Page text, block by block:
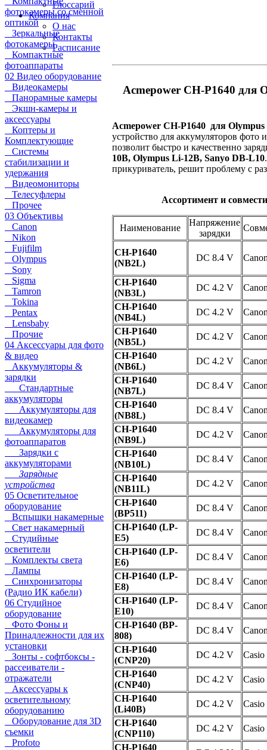
Глоссарий
Компания
О нас
Контакты
Расписание
фотокамеры со сменной
оптикой
Зеркальные
фотокамеры
Компактные
фотоаппараты
02 Видео оборудование
Видеокамеры
Панорамные камеры
Экшн-камеры и
аксессуары
Коптеры и
Комплектующие
Системы
стабилизации и
удержания
Видеомониторы
Телесуфлеры
Прочее
03 Объективы
Canon
Nikon
Fujifilm
Olympus
Sony
Sigma
Tamron
Tokina
Pentax
Lensbaby
Прочие
04 Аксессуары для фото
& видео
Аккумуляторы &
зарядки
Стандартные
аккумуляторы
Аккумуляторы для
видеокамер
Аккумуляторы для
фотоаппаратов
Зарядки с
аккумуляторами
Зарядные
устройства
05 Осветительное
оборудование
Вспышки накамерные
Свет накамерный
Студийные
осветители
Комплекты света
Лампы
Синхронизаторы
(Радио ИК кабели)
06 Студийное
оборудование
Фото Фоны и
Принадлежности для их
установки
Зонты - софтбоксы -
рассеиватели -
отражатели
Аксессуары к
осветительному
оборудованию
Оборудование для 3D
съемки
Profoto
Acmepower CH-P1640 для
Acmepower CH-P1640 для
устройство для аккумуляторов фото
позволит быстро и качественно
10B, Olympus Li-12B, Sanyo DB-L10
прикуриватель, решит проблему с
Ассортимент и
Наименование
Напряжение
зарядки
CH-P1640
(NB2L)
DC 8.4 V
CH-P1640
(NB3L)
DC 4.2 V
CH-P1640
(NB4L)
DC 4.2 V
CH-P1640
(NB5L)
DC 4.2 V
CH-P1640
(NB6L)
DC 4.2 V
CH-P1640
(NB7L)
DC 8.4 V
CH-P1640
(NB8L)
DC 8.4 V
CH-P1640
(NB9L)
DC 4.2 V
CH-P1640
(NB10L)
DC 8.4 V
CH-P1640
(NB11L)
DC 4.2 V
CH-P1640
(BP511)
DC 8.4 V
CH-P1640 (LP-
E5)
DC 8.4 V
CH-P1640 (LP-
E6)
DC 8.4 V
CH-P1640 (LP-
E8)
DC 8.4 V
CH-P1640 (LP-
E10)
DC 8.4 V
CH-P1640 (BP-
808)
DC 8.4 V
CH-P1640
(CNP20)
DC 4.2 V
Casio
CH-P1640
(CNP40)
DC 4.2 V
Casio
CH-P1640
(Li40B)
DC 4.2 V
Casio
CH-P1640
(CNP110)
DC 4.2 V
Casio
CH-P1640